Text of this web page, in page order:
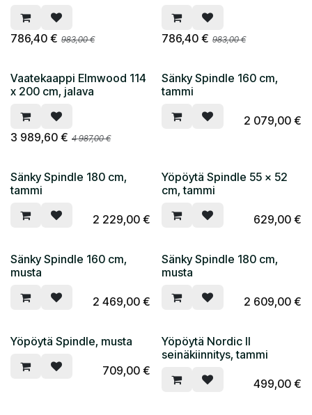
786,40 € 983,00€ 786,40€ 983,00€
Vaatekaappi Elmwood 114
x 200 cm, jalava
3 989,60 € 4 987,00€
Sänky Spindle 160 cm,
tammi
2 079,00€
Sänky Spindle 180 cm,
tammi
2 229,00€
Yöpöytä Spindle 55 x 52
cm, tammi
629,00€
Sänky Spindle 160 cm,
musta
2 469,00€
Sänky Spindle 180 cm,
musta
2 609,00€
Yöpöytä Spindle, musta
709,00€
Yöpöytä Nordic II
seinäkiinnitys, tammi
499,00€